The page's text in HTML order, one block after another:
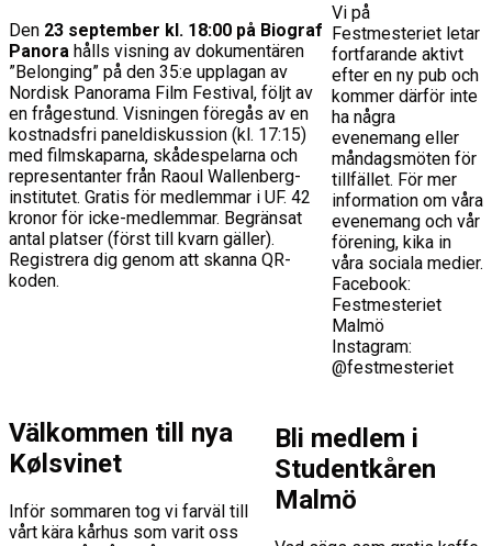
Den 23 september kl. 18:00 på Biograf
Panora hålls visning av dokumentären
”Belonging” på den 35:e upplagan av
Nordisk Panorama Film Festival, följt av
en frågestund. Visningen föregås av en
kostnadsfri paneldiskussion (kl. 17:15)
med filmskaparna, skådespelarna och
representanter från Raoul Wallenberg-
institutet. Gratis för medlemmar i UF. 42
kronor för icke-medlemmar. Begränsat
antal platser (först till kvarn gäller).
Registrera dig genom att skanna QR-
koden.
Vi på
Festmesteriet letar
fortfarande aktivt
efter en ny pub och
kommer därför inte
ha några
evenemang eller
måndagsmöten för
tillfället. För mer
information om våra
evenemang och vår
förening, kika in
våra sociala medier.
Facebook:
Festmesteriet
Malmö
Instagram:
@festmesteriet
Välkommen till nya
Kølsvinet
Inför sommaren tog vi farväl till
vårt kära kårhus som varit oss
Bli medlem i
Studentkåren
Malmö